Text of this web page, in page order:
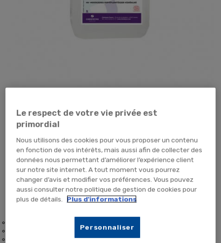
27,48 €
TEMPORAIREMENT EN RUPTURE
ME PRÉVENIR
Écocertifié
Test produit Phago'Sanit
Le respect de votre vie privée est
primordial
Nous utilisons des cookies pour vous proposer un contenu
en fonction de vos intérêts, mais aussi afin de collecter des
données nous permettant d’améliorer l’expérience client
sur notre site internet. A tout moment vous pourrez
changer d’avis et modifier vos préférences. Vous pouvez
aussi consulter notre politique de gestion de cookies pour
plus de détails.
Plus d'informations
Personnaliser